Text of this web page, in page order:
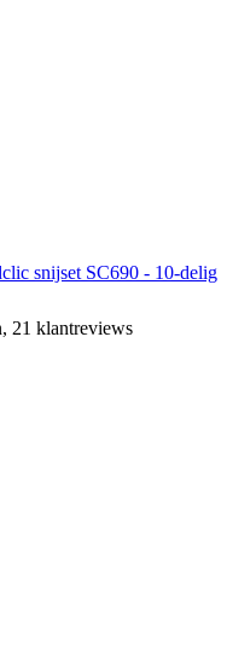
snijset SC690 - 10-delig
21 klantreviews